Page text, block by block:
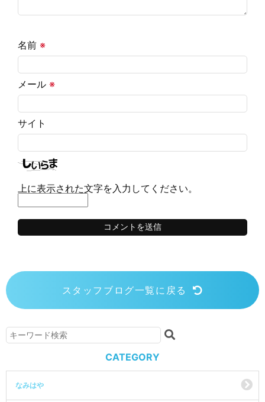
名前 ※
メール ※
サイト
上に表示された文字を入力してください。
スタッフブログ一覧に戻る
CATEGORY
なみはや